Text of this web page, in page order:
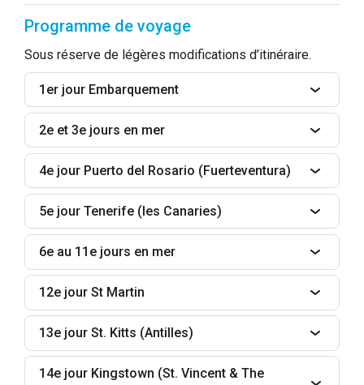
Programme de voyage
Sous réserve de légères modifications d’itinéraire.
1er jour Embarquement
2e et 3e jours en mer
4e jour Puerto del Rosario (Fuerteventura)
5e jour Tenerife (les Canaries)
6e au 11e jours en mer
12e jour St Martin
13e jour St. Kitts (Antilles)
14e jour Kingstown (St. Vincent & The